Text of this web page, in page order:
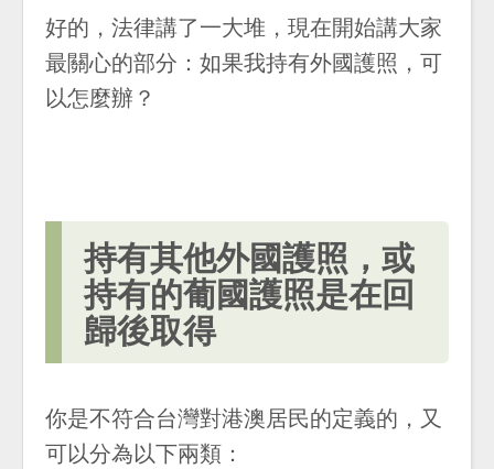
好的，法律講了一大堆，現在開始講大家
最關心的部分：如果我持有外國護照，可
以怎麼辦？
持有其他外國護照，或
持有的葡國護照是在回
歸後取得
你是不符合台灣對港澳居民的定義的，又
可以分為以下兩類：